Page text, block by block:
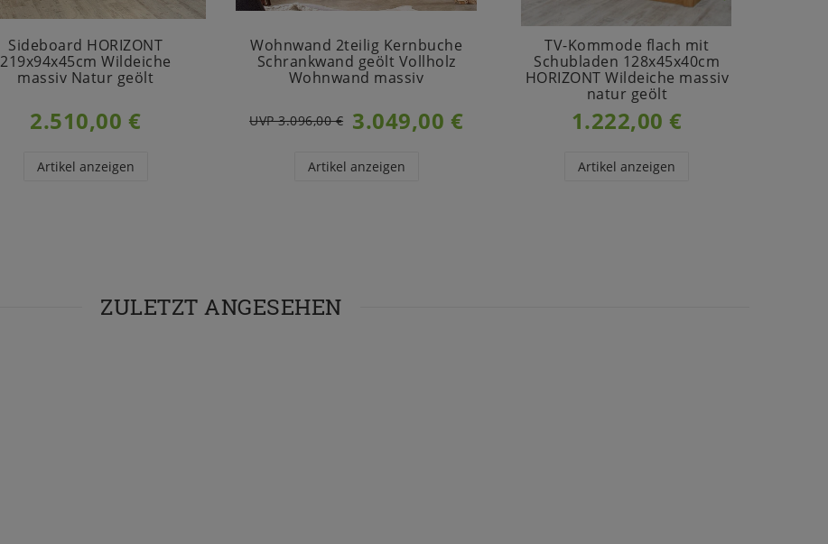
Sideboard HORIZONT
219x94x45cm Wildeiche
massiv Natur geölt
2.510,00 €
Artikel anzeigen
Wohnwand 2teilig Kernbuche
Schrankwand geölt Vollholz
Wohnwand massiv
UVP 3.096,00 € 3.049,00 €
Artikel anzeigen
TV-Kommode flach mit
Schubladen 128x45x40cm
HORIZONT Wildeiche massiv
natur geölt
1.222,00 €
Artikel anzeigen
ZULETZT ANGESEHEN